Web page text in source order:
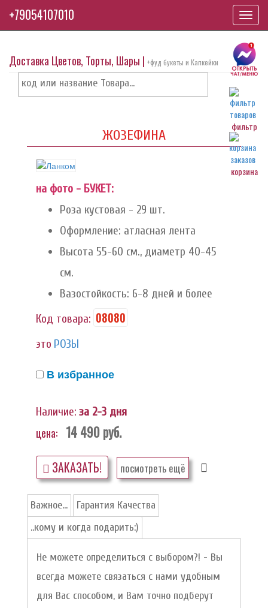
фильтр
корзина
Доставка Цветов, Торты, Шары | +фуд букеты и Капкейки
ЖОЗЕФИНА
на фото - БУКЕТ:
Роза кустовая - 29 шт.
Оформление: атласная лента
Высота 55-60 см., диаметр 40-45
см.
Вазостойкость: 6-8 дней и более
Код товара: 08080
это РОЗЫ
В избранное
Наличие: за 2-3 дня
цена: 14 490руб.
ЗАКАЗАТЬ! посмотреть ещё
Важное...
Гарантия Качества
..кому и когда подарить:)
Не можете определиться с выбором?! - Вы
всегда можете связаться с нами удобным
для Вас способом, и Вам точно подберут
+79054107010